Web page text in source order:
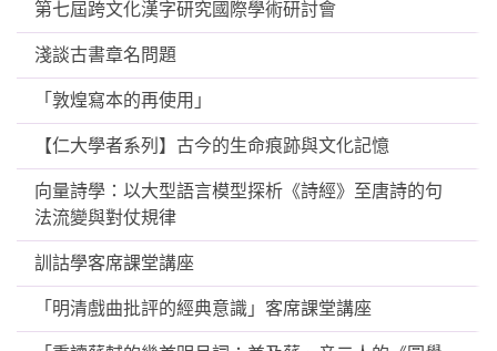
第七屆跨文化漢字研究國際學術研討會
淺談古書章名問題
「敦煌寫本的再使用」
【仁大學者系列】古今的生命痕跡與文化記憶
向量詩學：以大型語言模型探析《詩經》至唐詩的句
法流變與對仗規律
訓詁學客席課堂講座
「明清戲曲批評的經典意識」客席課堂講座